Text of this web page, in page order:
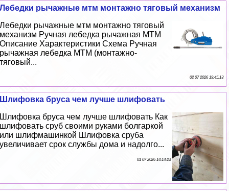
Лебедки рычажные мтм монтажно тяговый механизм
Лебедки рычажные мтм монтажно тяговый
механизм Ручная лебедка рычажная МТМ
Описание Хаpaктеристики Схема Ручная
рычажная лебедка МТМ (монтажно-
тяговый...
02 07 2026 19:45:13
Шлифовка бруса чем лучше шлифовать
Шлифовка бруса чем лучше шлифовать Как
шлифовать сруб своими руками болгаркой
или шлифмашинкой Шлифовка сруба
увеличивает срок службы дома и надолго...
01 07 2026 14:14:23